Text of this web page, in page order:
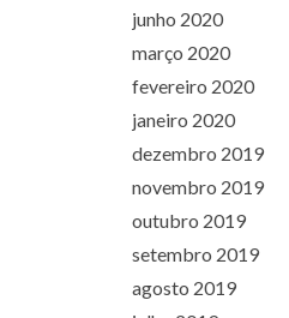
junho 2020
março 2020
fevereiro 2020
janeiro 2020
dezembro 2019
novembro 2019
outubro 2019
setembro 2019
agosto 2019